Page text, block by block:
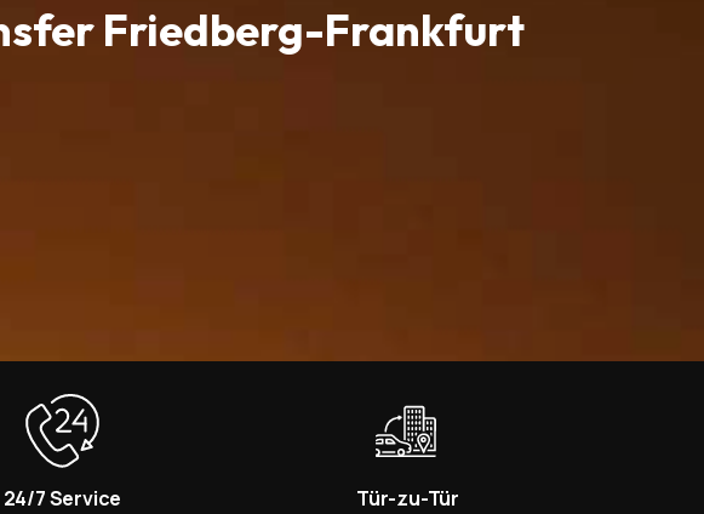
Friedberg-Frankfurt
24/7 Service Tür-zu-Tür